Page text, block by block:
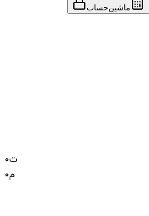
ماشین‌حساب
0ت
0م